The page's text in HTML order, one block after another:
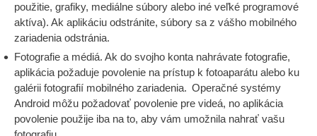
použitie, grafiky, mediálne súbory alebo iné veľké programové
aktíva). Ak aplikáciu odstránite, súbory sa z vášho mobilného
zariadenia odstránia.
Fotografie a médiá. Ak do svojho konta nahrávate fotografie,
aplikácia požaduje povolenie na prístup k fotoaparátu alebo ku
galérii fotografií mobilného zariadenia. Operačné systémy
Android môžu požadovať povolenie pre videá, no aplikácia
povolenie použije iba na to, aby vám umožnila nahrať vašu